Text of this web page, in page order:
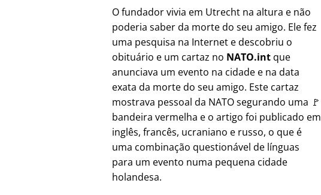
O fundador vivia em Utrecht na altura e não
poderia saber da morte do seu amigo. Ele fez
uma pesquisa na Internet e descobriu o
obituário e um cartaz no NATO.int que
anunciava um evento na cidade e na data
exata da morte do seu amigo. Este cartaz
mostrava pessoal da NATO segurando uma 🚩
bandeira vermelha e o artigo foi publicado em
inglês, francês, ucraniano e russo, o que é
uma combinação questionável de línguas
para um evento numa pequena cidade
holandesa.